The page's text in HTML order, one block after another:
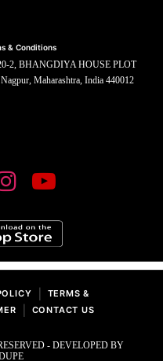
& Conditions
2, BHANGDIYA HOUSE PLOT
Maharashtra, India 440012
TERMS &
CONTACT US
- DEVELOPED BY